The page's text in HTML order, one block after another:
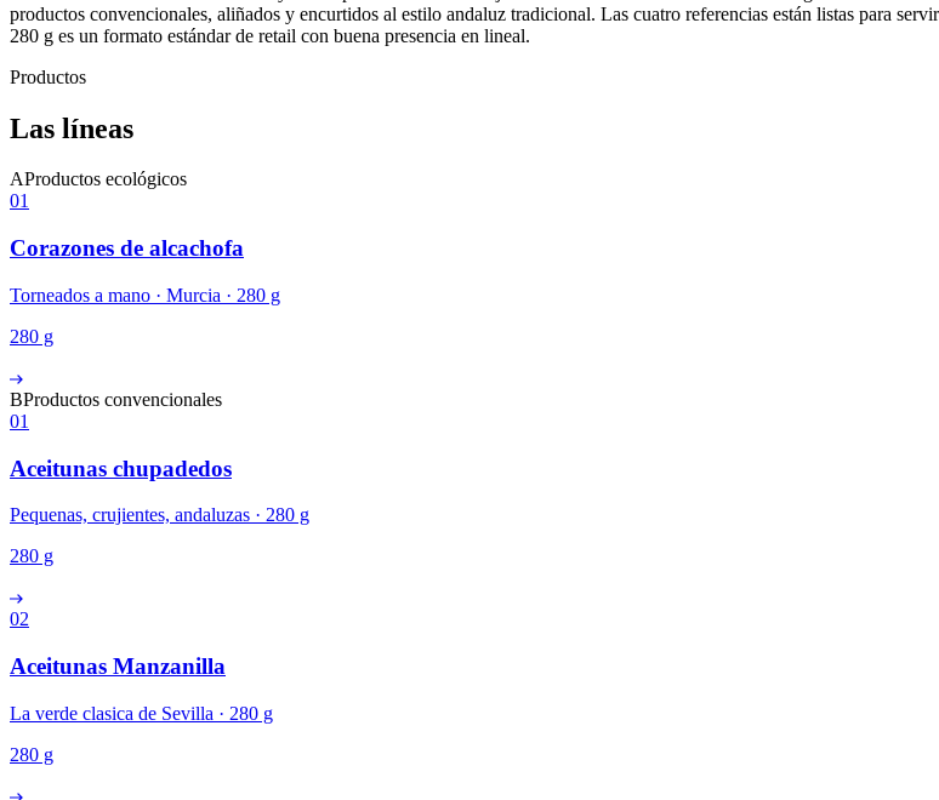
productos convencionales, aliñados y encurtidos al estilo andaluz tradicional. Las cuatro referencias están listas para
280 g es un formato estándar de retail con buena presencia en lineal.
Productos
Las líneas
AProductos ecológicos
01
Corazones de alcachofa
Torneados a mano · Murcia · 280 g
280 g
BProductos convencionales
01
Aceitunas chupadedos
Pequenas, crujientes, andaluzas · 280 g
280 g
02
Aceitunas Manzanilla
La verde clasica de Sevilla · 280 g
280 g